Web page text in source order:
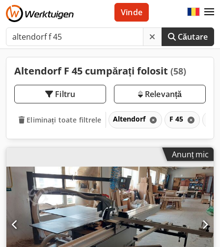
Căutare
Vinde
Altendorf F 45 cumpărați folosit (58)
Filtru Relevanță
Eliminați toate filtrele Altendorf F 45
Anunț mic